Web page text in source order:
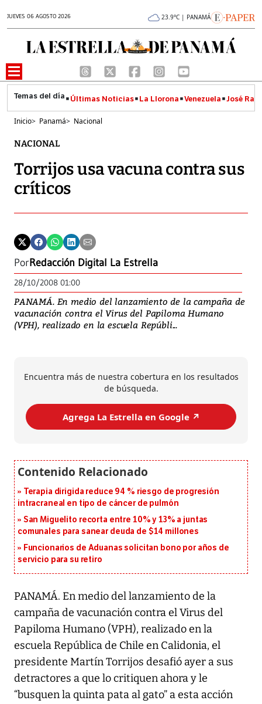
JUEVES 06 AGOSTO 2026 23.9°C | PANAMÁ
Últimas Noticias La Llorona Venezuela José
Inicio> Panamá> Nacional
NACIONAL
Torrijos usa vacuna contra sus
críticos
PorRedacción Digital La Estrella
28/10/2008 01:00
PANAMÁ. En medio del lanzamiento de la campaña de
vacunación contra el Virus del Papiloma Humano
(VPH), realizado en la escuela Repúbli...
Encuentra más de nuestra cobertura en los resultados
de búsqueda.
Agrega La Estrella en Google ↗️
Terapia dirigida reduce 94 % riesgo de progresión
intracraneal en tipo de cáncer de pulmón
San Miguelito recorta entre 10% y 13% a juntas
comunales para sanear deuda de $14 millones
Funcionarios de Aduanas solicitan bono por años de
servicio para su retiro
PANAMÁ. En medio del lanzamiento de la
campaña de vacunación contra el Virus del
Papiloma Humano (VPH), realizado en la
escuela República de Chile en Calidonia, el
presidente Martín Torrijos desafió ayer a sus
detractores a que lo critiquen ahora y le
“busquen la quinta pata al gato” a esta acción